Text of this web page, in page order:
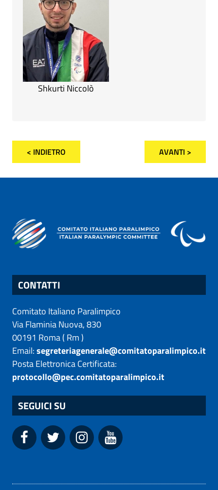
Shkurti Niccolò
< INDIETRO AVANTI >
CONTATTI
Comitato Italiano Paralimpico
Via Flaminia Nuova, 830
00191 Roma( Rm)
Email:segreteriagenerale@comitatoparalimpico.it
Posta Elettronica Certificata:
protocollo@pec.comitatoparalimpico.it
SEGUICI SU